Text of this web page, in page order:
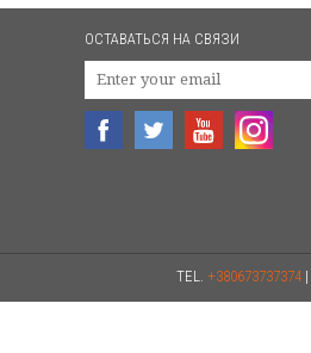
ОСТАВАТЬСЯ НА СВЯЗИ
TEL. +380673737374 |